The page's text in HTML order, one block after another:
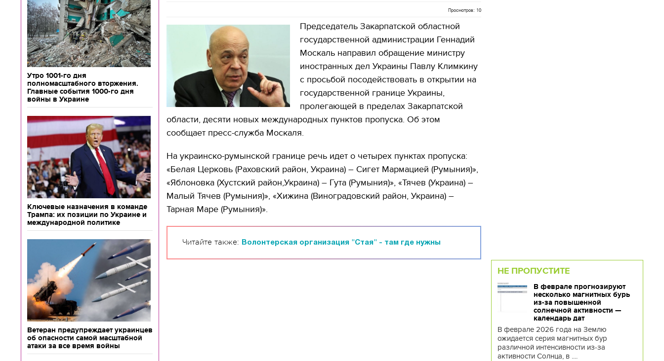
Утро 1001-го дня
полномасштабного вторжения.
Главные события 1000-го дня
войны в Украине
Ключевые назначения в команде
Трампа: их позиции по Украине и
международной политике
Ветеран предупреждает украинцев
об опасности самой масштабной
атаки за все время войны
Просмотров: 10
Председатель Закарпатской областной
государственной администрации Геннадий
Москаль направил обращение министру
иностранных дел Украины Павлу Климкину
с просьбой посодействовать в открытии на
государственной границе Украины,
пролегающей в пределах Закарпатской
области, десяти новых международных пунктов пропуска. Об этом
сообщает пресс-служба Москаля.
На украинско-румынской границе речь идет о четырех пунктах пропуска:
«Белая Церковь (Раховский район, Украина) – Сигет Мармацией (Румыния)»,
«Яблоновка (Хустский район,Украина) – Гута (Румыния)», «Тячев (Украина) –
Малый Тячев (Румыния)», «Хижина (Виноградовский район, Украина) –
Тарная Маре (Румыния)».
Читайте также: Волонтерская организация "Стая" - там где нужны
НЕ ПРОПУСТИТЕ
В феврале прогнозируют
несколько магнитных бурь
из-за повышенной
солнечной активности —
календарь дат
В феврале 2026 года на Землю
ожидается серия магнитных бур
различной интенсивности из-за
активности Солнца, в ....